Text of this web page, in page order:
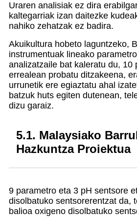
Uraren analisiak ez dira
kaltegarriak izan daitezke
nahiko zehatzak ez badira.
Akuikultura hobeto laguntzeko,
instrumentuak lineako
analizatzaile bat kaleratu du, 10
errealean probatu ditzakeena,
urrunetik ere egiaztatu ahal
batzuk huts egiten dutenean,
dizu garaiz.
5.1. Malaysiako
Hazkuntza Proiektua
9 parametro eta 3 pH sentsore
disolbatuko sentsorerentzat da,
balioa oxigeno disolbatuko